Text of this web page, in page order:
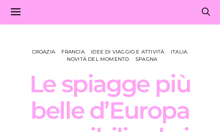
CROAZIA FRANCIA IDEE DI VIAGGIO E ATTIVITÀ
ITALIA
NOVITÀ DEL MOMENTO
SPAGNA
Le spiagge più
belle d’Europa